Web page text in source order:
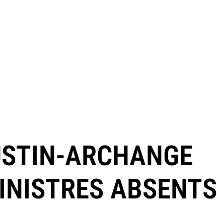
ARCHANGE
ABSENTS